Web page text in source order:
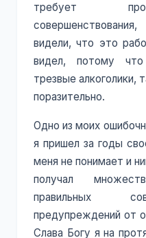
требует
видели, что это
видел, потому
трезвые алкоголики,
поразительно.
Одно из моих
я пришел за годы
меня не понимает и
получал
правильных
предупреждений от
Слава Богу я на